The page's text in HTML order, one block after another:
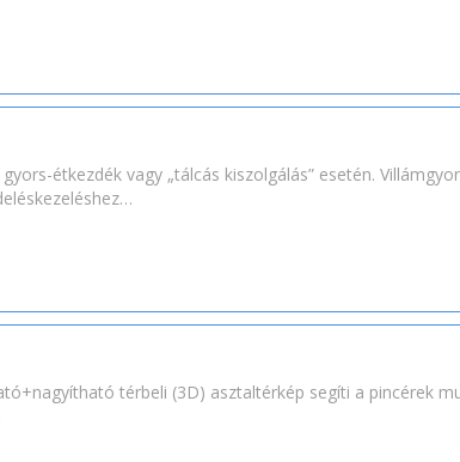
étkezdék vagy „tálcás kiszolgálás” esetén.
térbeli (3D) asztaltérkép segíti a pincérek